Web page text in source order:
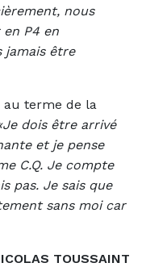
nous
P4 en
jamais être
au terme de la
dois être arrivé
et je pense
C.Q. Je compte
pas. Je sais que
sans moi car
TOUSSAINT